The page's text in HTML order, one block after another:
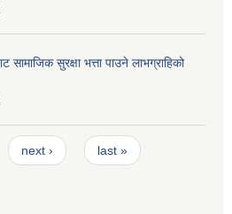
सुरक्षा भत्ता पाउने लाभग्राहिको
next › last »